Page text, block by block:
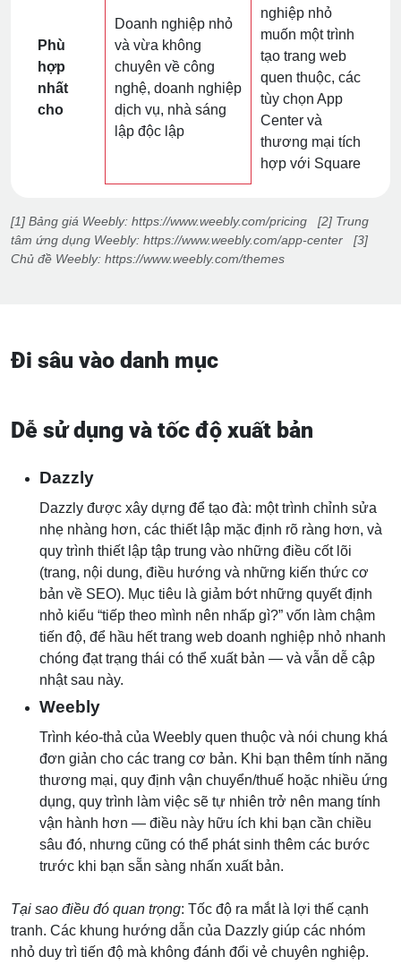
Phù
hợp
nhất
cho
Doanh nghiệp nhỏ
và vừa không
chuyên về công
nghệ, doanh nghiệp
dịch vụ, nhà sáng
lập độc lập
nghiệp nhỏ
muốn một trình
tạo trang web
quen thuộc, các
tùy chọn App
Center và
thương mại tích
hợp với Square
[1] Bảng giá Weebly: https://www.weebly.com/pricing [2] Trung
tâm ứng dụng Weebly: https://www.weebly.com/app-center [3]
Chủ đề Weebly: https://www.weebly.com/themes
Đi sâu vào danh mục
Dễ sử dụng và tốc độ xuất bản
Dazzly
Dazzly được xây dựng để tạo đà: một trình chỉnh sửa
nhẹ nhàng hơn, các thiết lập mặc định rõ ràng hơn, và
quy trình thiết lập tập trung vào những điều cốt lõi
(trang, nội dung, điều hướng và những kiến thức cơ
bản về SEO). Mục tiêu là giảm bớt những quyết định
nhỏ kiểu “tiếp theo mình nên nhấp gì?” vốn làm chậm
tiến độ, để hầu hết trang web doanh nghiệp nhỏ nhanh
chóng đạt trạng thái có thể xuất bản — và vẫn dễ cập
nhật sau này.
Weebly
Trình kéo‑thả của Weebly quen thuộc và nói chung khá
đơn giản cho các trang cơ bản. Khi bạn thêm tính năng
thương mại, quy định vận chuyển/thuế hoặc nhiều ứng
dụng, quy trình làm việc sẽ tự nhiên trở nên mang tính
vận hành hơn — điều này hữu ích khi bạn cần chiều
sâu đó, nhưng cũng có thể phát sinh thêm các bước
trước khi bạn sẵn sàng nhấn xuất bản.
Tại sao điều đó quan trọng: Tốc độ ra mắt là lợi thế cạnh
tranh. Các khung hướng dẫn của Dazzly giúp các nhóm
nhỏ duy trì tiến độ mà không đánh đổi vẻ chuyên nghiệp.